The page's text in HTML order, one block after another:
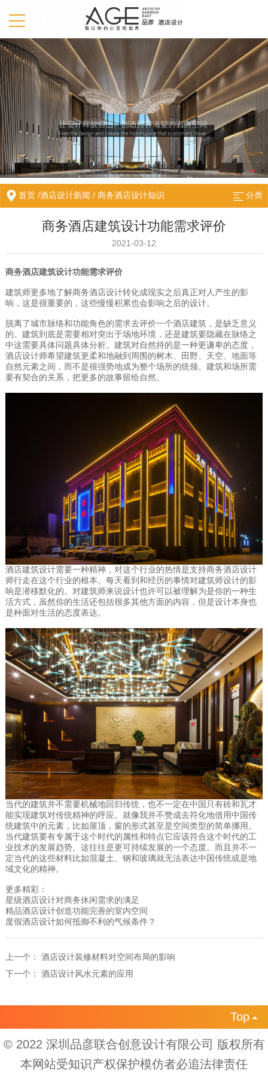
首页 /酒店设计新闻 /商务酒店设计知识 分类
商务酒店建筑设计功能需求评价
2021-03-12
商务酒店建筑设计功能需求评价
建筑师更多地了解商务酒店设计转化成现实之后真正对人产生的影
响，这是很重要的，这些慢慢积累也会影响之后的设计。
脱离了城市脉络和功能角色的需求去评价一个酒店建筑，是缺乏意义
的。建筑到底是需要相对突出于场地环境，还是建筑要隐藏在脉络之
中这需要具体问题具体分析。建筑对自然持的是一种更谦卑的态度，
酒店设计师希望建筑更柔和地融到周围的树木、田野、天空、地面等
自然元素之间，而不是很强势地成为整个场所的统领。建筑和场所需
要有契合的关系，把更多的故事留给自然。
酒店建筑设计需要一种精神，对这个行业的热情是支持商务酒店设计
师行走在这个行业的根本。每天看到和经历的事情对建筑师设计的影
响是潜移默化的。对建筑师来说设计也许可以被理解为是你的一种生
活方式，虽然你的生活还包括很多其他方面的内容，但是设计本身也
是种面对生活的态度表达。
当代的建筑并不需要机械地回归传统，也不一定在中国只有砖和瓦才
能实现建筑对传统精神的呼应。就像我并不赞成去符化地借用中国传
统建筑中的元素，比如屋顶，窗的形式甚至是空间类型的简单挪用。
当代建筑要有专属于这个时代的属性和特点它应该符合这个时代的工
业技术的发展趋势。这往往是更可持续发展的一个态度。而且并不一
定当代的这些材料比如混凝土、钢和玻璃就无法表达中国传统或是地
域文化的精神。
更多精彩：
星级酒店设计对商务休闲需求的满足
精品酒店设计创造功能完善的室内空间
度假酒店设计如何抵御不利的气候条件？
上一个： 酒店设计装修材料对空间布局的影响
下一个： 酒店设计风水元素的应用
Top
© 2022 深圳品彦联合创意设计有限公司 版权所有
本网站受知识产权保护模仿者必追法律责任